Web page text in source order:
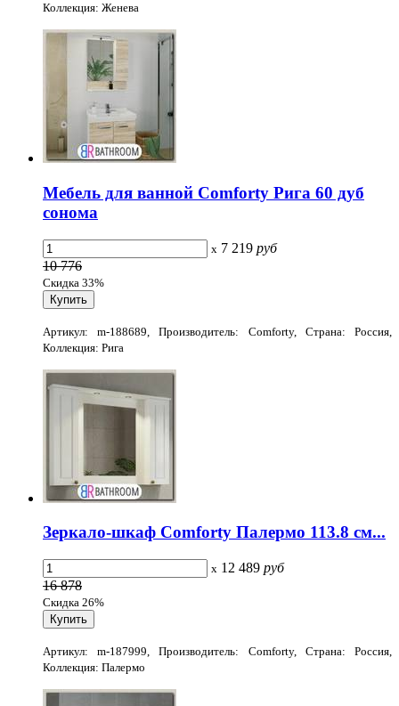
Коллекция: Женева
Мебель для ванной Comforty Рига 60 дуб
сонома
x 7 219 руб
10 776
Скидка 33%
Артикул: m-188689, Производитель: Comforty, Страна: Россия,
Коллекция: Рига
Зеркало-шкаф Comforty Палермо 113.8 см...
x 12 489 руб
16 878
Скидка 26%
Артикул: m-187999, Производитель: Comforty, Страна: Россия,
Коллекция: Палермо